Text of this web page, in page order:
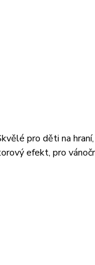
pro děti na
efekt, pro